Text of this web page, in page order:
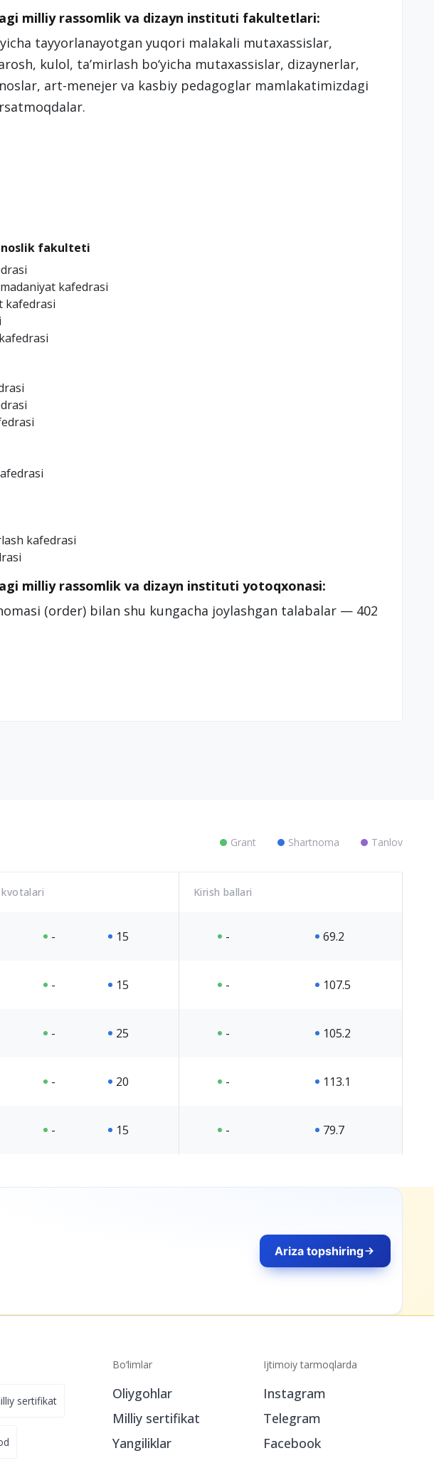
milliy rassomlik va dizayn instituti fakultetlari:
tayyorlanayotgan yuqori malakali mutaxassislar,
kulol, ta’mirlash bo‘yicha mutaxassislar, dizaynerlar,
art-menejer va kasbiy pedagoglar mamlakatimizdagi
fakulteti
kafedrasi
kafedrasi
kafedrasi
milliy rassomlik va dizayn instituti yotoqxonasi:
(order) bilan shu kungacha joylashgan talabalar — 402
Grant Shartnoma Tanlov
Kirish ballari
- 15 - 69.2
- 15 - 107.5
- 25 - 105.2
- 20 - 113.1
- 15 - 79.7
sertifikat
Bo‘limlar
Oliygohlar
Milliy sertifikat
Yangiliklar
Ijtimoiy tarmoqlarda
Instagram
Telegram
Facebook